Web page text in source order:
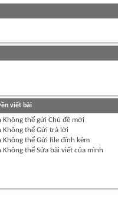
viết bài
Không thểgửi Chủ đề mới
Không thểGửi trả lời
Không thểGửi file đính kèm
Không thểSửa bài viết của mình